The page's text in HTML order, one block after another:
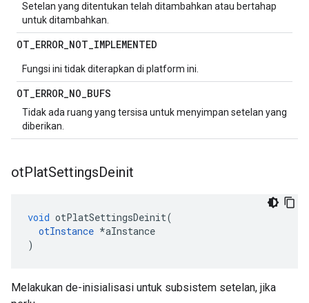
Setelan yang ditentukan telah ditambahkan atau bertahap
untuk ditambahkan.
OT_ERROR_NOT_IMPLEMENTED
Fungsi ini tidak diterapkan di platform ini.
OT_ERROR_NO_BUFS
Tidak ada ruang yang tersisa untuk menyimpan setelan yang
diberikan.
otPlatSettingsDeinit
void otPlatSettingsDeinit(
otInstance *aInstance
)
Melakukan de-inisialisasi untuk subsistem setelan, jika